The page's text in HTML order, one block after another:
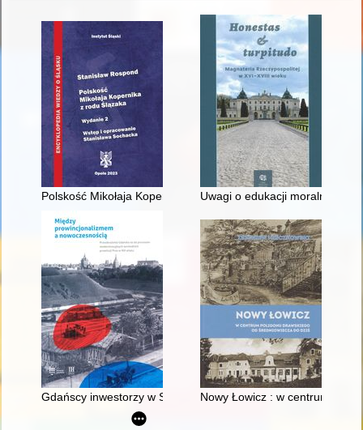
Polskość Mikołaja Kopernika z rodu ŚlązakaUwagi o edukacji moralnej
Gdańscy inwestorzy w Sopocie : prestiż finansowy i
Nowy Łowicz : w centrum